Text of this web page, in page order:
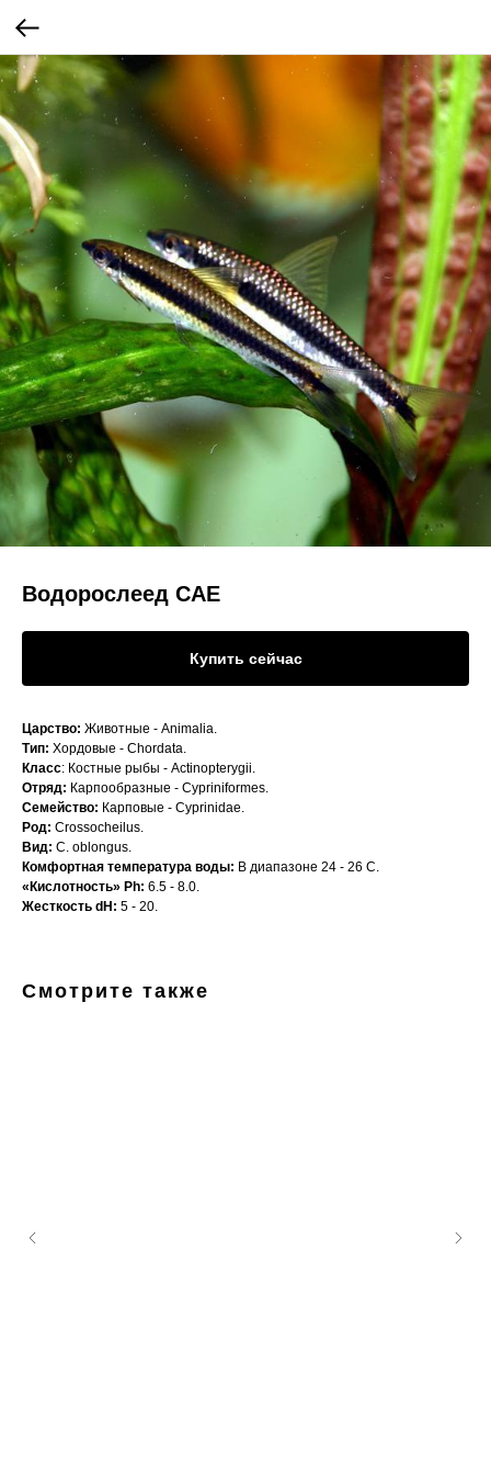
Водорослеед САЕ
Купить сейчас
Царство: Животные - Animalia.
Тип: Хордовые - Chordata.
Класс: Костные рыбы - Actinopterygii.
Отряд: Карпообразные - Cypriniformes.
Семейство: Карповые - Cyprinidae.
Род: Crossocheilus.
Вид: C. oblongus.
Комфортная температура воды: В диапазоне 24 - 26 C.
«Кислотность» Ph: 6.5 - 8.0.
Жесткость dH: 5 - 20.
Смотрите также